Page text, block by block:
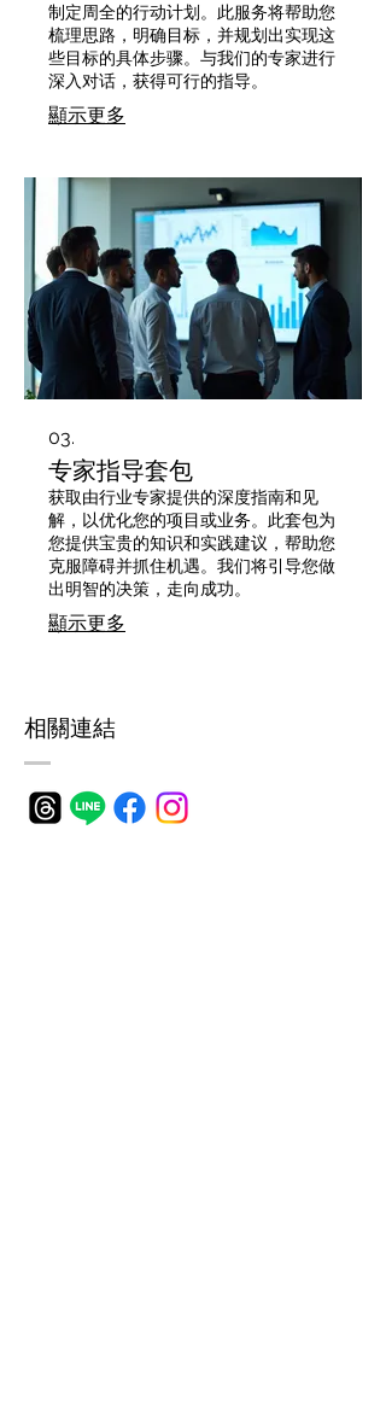
制定周全的行动计划。此服务将帮助您
梳理思路，明确目标，并规划出实现这
些目标的具体步骤。与我们的专家进行
深入对话，获得可行的指导。
顯示更多
03.
专家指导套包
获取由行业专家提供的深度指南和见
解，以优化您的项目或业务。此套包为
您提供宝贵的知识和实践建议，帮助您
克服障碍并抓住机遇。我们将引导您做
出明智的决策，走向成功。
顯示更多
​相關連結